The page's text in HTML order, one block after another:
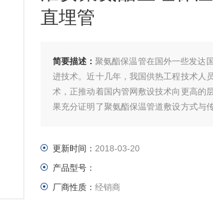
直埋管
简要描述： 聚氨酯保温管在国外一些发达
进技术。近十几年，我国供热工程技术人
术，正推动着国内管网敷设技术向更高的
果充分证明了聚氨酯保温管道敷设方式与
更新时间： 2018-03-20
产品型号：
厂商性质： 经销商